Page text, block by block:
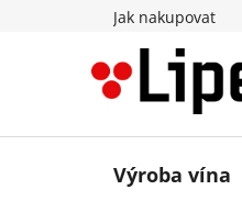
Jak nakupovat
Výroba vína